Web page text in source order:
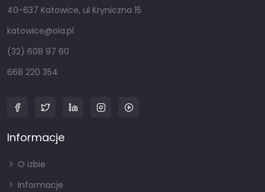
40-637 Katowice, ul Kryniczna 15
katowice@oia.pl
(32) 608 97 60
668 220 354
Informacje
O izbie
Informacje